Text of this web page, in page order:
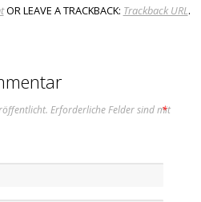
OR LEAVE A TRACKBACK: Trackback URL.
Erforderliche Felder sind mit
*